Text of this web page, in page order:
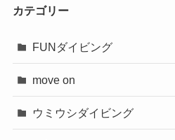
カテゴリー
FUNダイビング
move on
ウミウシダイビング